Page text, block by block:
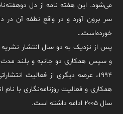
سر برون آورد و در واقع نطفه آن در
خورده‌است…
پس از نزدیک به دو سال انتشار نشریه
و سپس همکاری دو جانبه و بلند مدت
۱۹۹۴، عرصه دیگری از فعالیت
همکاری و فعالیت روزنامه‌نگاری با
سال ۲۰۰۵ ادامه داشته است.